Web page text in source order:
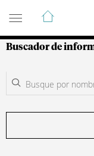
Guía de
Buscador de